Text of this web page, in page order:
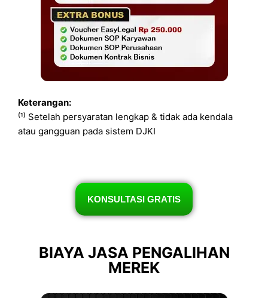
Keterangan:
⁽¹⁾ Setelah persyaratan lengkap & tidak ada kendala
atau gangguan pada sistem DJKI
KONSULTASI GRATIS
BIAYA JASA PENGALIHAN
MEREK